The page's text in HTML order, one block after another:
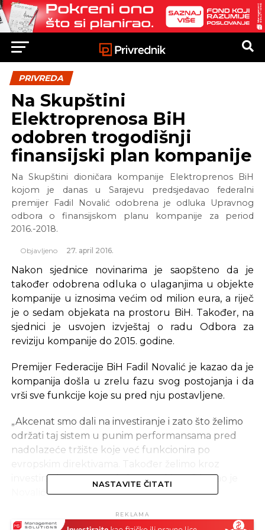
PRIVREDA
Na Skupštini
Elektroprenosa BiH
odobren trogodišnji
finansijski plan kompanije
Na Skupštini dioničara kompanije Elektroprenos BiH
kojom je danas u Sarajevu predsjedavao federalni
premijer Fadil Novalić odobrena je odluka Upravnog
odbora o finansijskom planu kompanije za period
2016.-2018.
Objavljeno 27. april 2016.
Nakon sjednice novinarima je saopšteno da je
također odobrena odluka o ulaganjima u objekte
kompanije u iznosima većim od milion eura, a riječ
je o sedam objekata na prostoru BiH. Također, na
sjednici je usvojen izvještaj o radu Odbora za
reviziju kompanije do 2015. godine.
Premijer Federacije BiH Fadil Novalić je kazao da je
kompanija došla u zrelu fazu svog postojanja i da
vrši sve funkcije koje su pred nju postavljene.
„Akcenat smo dali na investiranje i zato što želimo
održati taj sistem u punim performansama pred
nadolazeće tržište koje već funkcionira po
investiranje potpomoći ekonomski rast“, kazao je
Novalić.
Premijerka Republike Srpske Željka Cvijanović
NASTAVITE ČITATI
REKLAMA